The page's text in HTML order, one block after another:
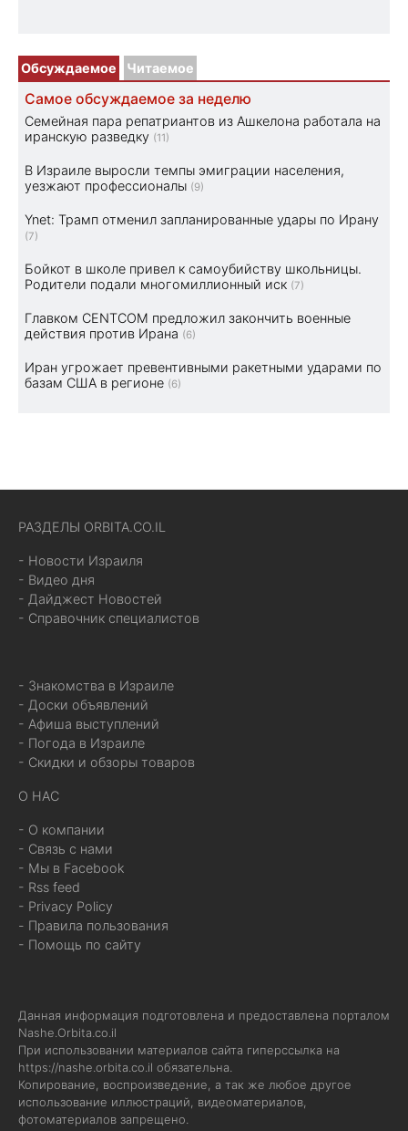
Обсуждаемое Читаемое
Самое обсуждаемое за неделю
Семейная пара репатриантов из Ашкелона работала на
иранскую разведку (11)
В Израиле выросли темпы эмиграции населения,
уезжают профессионалы (9)
Ynet: Трамп отменил запланированные удары по Ирану
(7)
Бойкот в школе привел к самоубийству школьницы.
Родители подали многомиллионный иск (7)
Главком CENTCOM предложил закончить военные
действия против Ирана (6)
Иран угрожает превентивными ракетными ударами по
базам США в регионе (6)
РАЗДЕЛЫ ORBITA.CO.IL
- Новости Израиля
- Видео дня
- Дайджест Новостей
- Справочник специалистов
- Знакомства в Израиле
- Доски объявлений
- Афиша выступлений
- Погода в Израиле
- Скидки и обзоры товаров
О НАС
- О компании
- Связь с нами
- Мы в Facebook
- Rss feed
- Privacy Policy
- Правила пользования
- Помощь по сайту
Данная информация подготовлена и предоставлена порталом
Nashe.Orbita.co.il
При использовании материалов сайта гиперссылка на
https://nashe.orbita.co.il обязательна.
Копирование, воспроизведение, а так же любое другое
использование иллюстраций, видеоматериалов,
фотоматериалов запрещено.